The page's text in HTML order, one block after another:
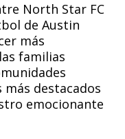
North Star FC
de Austin
más
familias
más destacados
emocionante